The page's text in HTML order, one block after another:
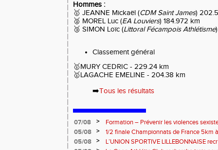
Hommes :
🥇 JEANNE Mickaël (CDM Saint James)
🥈 MOREL Luc (EA Louviers) 184.972 km
🥉 SIMON Loïc (Littoral Fécampois Athlétisme
Classement général
🥇MURY CEDRIC - 229.24 km
🥇LAGACHE EMELINE - 204.38 km
➡️Tous les résultats
07/08 >
Formation – Prévenir les violences
: le 26 septembre 2026
05/08 >
1/2 finale Championnats de France 5km
13 septembre 2026 : les informations
05/08 >
L’UNION SPORTIVE LILLEBONNAISE